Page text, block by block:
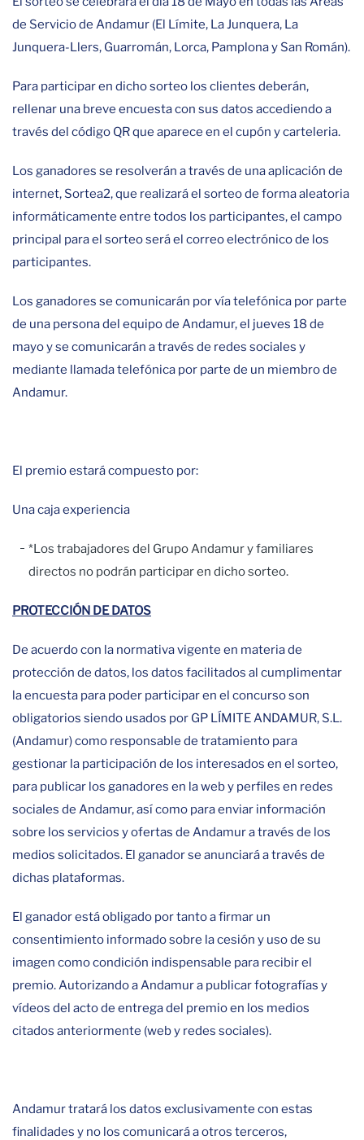
de Servicio de Andamur (El Límite, La Junquera, La
Junquera-Llers, Guarromán, Lorca, Pamplona y San Román).
Para participar en dicho sorteo los clientes deberán,
rellenar una breve encuesta con sus datos accediendo a
través del código QR que aparece en el cupón y carteleria.
Los ganadores se resolverán a través de una aplicación de
internet, Sortea2, que realizará el sorteo de forma aleatoria
informáticamente entre todos los participantes, el campo
principal para el sorteo será el correo electrónico de los
participantes.
Los ganadores se comunicarán por vía telefónica por parte
de una persona del equipo de Andamur, el jueves 18 de
mayo y se comunicarán a través de redes sociales y
mediante llamada telefónica por parte de un miembro de
Andamur.
El premio estará compuesto por:
Una caja experiencia
*Los trabajadores del Grupo Andamur y familiares
directos no podrán participar en dicho sorteo.
PROTECCIÓN DE DATOS
De acuerdo con la normativa vigente en materia de
protección de datos, los datos facilitados al cumplimentar
la encuesta para poder participar en el concurso son
obligatorios siendo usados por GP LÍMITE ANDAMUR, S.L.
(Andamur) como responsable de tratamiento para
gestionar la participación de los interesados en el sorteo,
para publicar los ganadores en la web y perfiles en redes
sociales de Andamur, así como para enviar información
sobre los servicios y ofertas de Andamur a través de los
medios solicitados. El ganador se anunciará a través de
dichas plataformas.
El ganador está obligado por tanto a firmar un
consentimiento informado sobre la cesión y uso de su
imagen como condición indispensable para recibir el
premio. Autorizando a Andamur a publicar fotografías y
vídeos del acto de entrega del premio en los medios
citados anteriormente (web y redes sociales).
Andamur tratará los datos exclusivamente con estas
finalidades y no los comunicará a otros terceros,